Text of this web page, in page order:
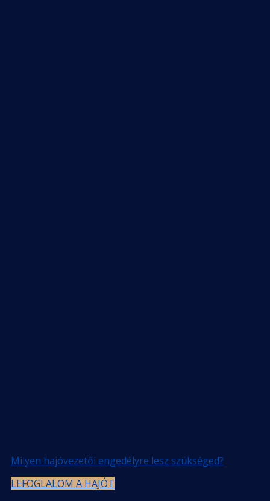
Milyen hajóvezetői engedélyre lesz szükséged?
LEFOGLALOM A HAJÓT